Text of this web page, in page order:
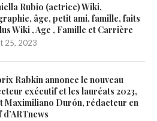
Rubio (actrice) Wiki,
âge, petit ami, famille, faits
Wiki , Age , Famille et Carrière
25, 2023
Rabkin annonce le nouveau
exécutif et les lauréats 2023,
Maximiliano Durón, rédacteur en
d’ARTnews